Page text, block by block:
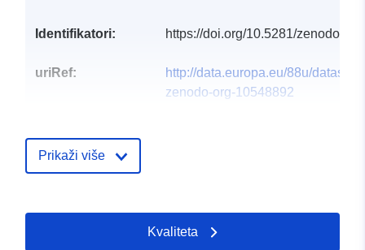
Identifikatori: https://doi.org/10.5281/
uriRef:
http://data.europa.eu/88u/dataset/
zenodo-org-10548892
Prikaži više
Kvaliteta